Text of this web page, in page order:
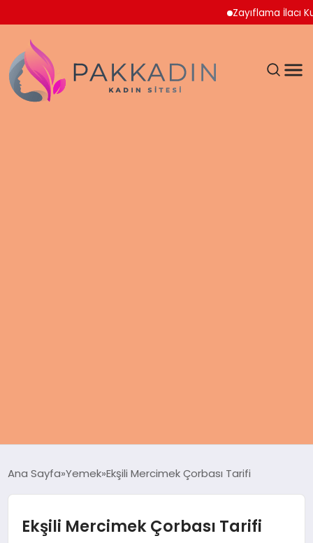
Zayıflama İlacı
KADIN
SAĞLIK
Ana Sayfa Yemek Ekşili Mercimek Çorbası Tarifi
Ekşili Mercimek Çorbası Tarifi